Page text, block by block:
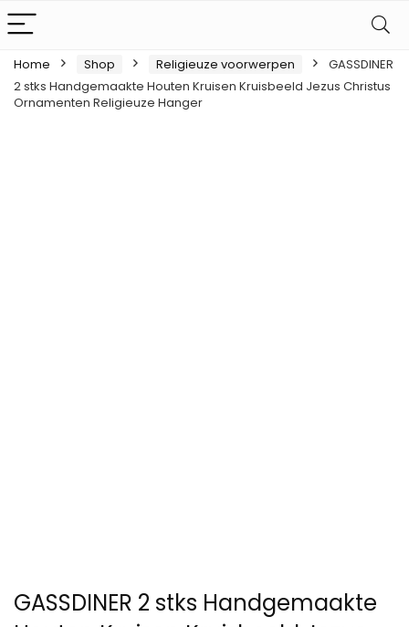
Home Shop Religieuze voorwerpen
GASSDINER
2 stks Handgemaakte Houten Kruisen Kruisbeeld Jezus Christus
Ornamenten Religieuze Hanger
GASSDINER 2 stks Handgemaakte